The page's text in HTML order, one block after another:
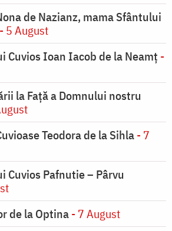
de Nazianz, mama Sfântului
- 5 August
Cuvios Ioan Iacob de la Neamț -
la Faţă a Domnului nostru
Teodora de la Sihla- 7
Pafnutie – Pârvu
de la Optina- 7 August